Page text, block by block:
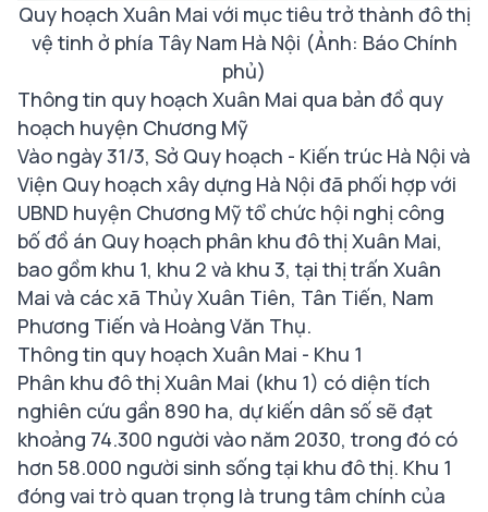
Quy hoạch Xuân Mai với mục tiêu trở thành đô thị
vệ tinh ở phía Tây Nam Hà Nội (Ảnh: Báo Chính
phủ)
Thông tin quy hoạch Xuân Mai qua bản đồ quy
hoạch huyện Chương Mỹ
Vào ngày 31/3, Sở Quy hoạch - Kiến trúc Hà Nội và
Viện Quy hoạch xây dựng Hà Nội đã phối hợp với
UBND huyện Chương Mỹ tổ chức hội nghị công
bố đồ án Quy hoạch phân khu đô thị Xuân Mai,
bao gồm khu 1, khu 2 và khu 3, tại thị trấn Xuân
Mai và các xã Thủy Xuân Tiên, Tân Tiến, Nam
Phương Tiến và Hoàng Văn Thụ.
Thông tin quy hoạch Xuân Mai - Khu 1
Phân khu đô thị Xuân Mai (khu 1) có diện tích
nghiên cứu gần 890 ha, dự kiến dân số sẽ đạt
khoảng 74.300 người vào năm 2030, trong đó có
hơn 58.000 người sinh sống tại khu đô thị. Khu 1
đóng vai trò quan trọng là trung tâm chính của